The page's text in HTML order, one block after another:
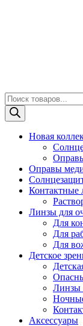
Поиск
товаров
Новая
Оправы
Контактные
Линзы для
Для
Для
Для
Детское
Линзы
Аксессуары